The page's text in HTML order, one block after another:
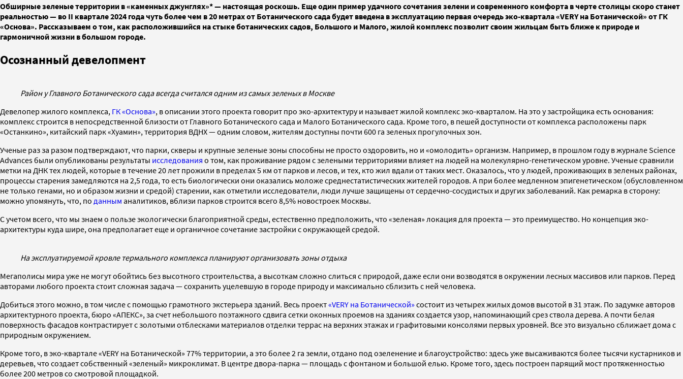
Обширные зеленые территории в «каменных джунглях»* — настоящая роскошь. Еще один пример удачного сочетания зелени и современного комфорта в черте столицы скоро станет
реальностью — во II квартале 2024 года чуть более чем в 20 метрах от Ботанического сада будет введена в эксплуатацию первая очередь эко-квартала «VERY на Ботанической» от ГК
«Основа». Рассказываем о том, как расположившийся на стыке ботанических садов, Большого и Малого, жилой комплекс позволит своим жильцам быть ближе к природе и
гармоничной жизни в большом городе.
Осознанный девелопмент
Район у Главного Ботанического сада всегда считался одним из самых зеленых в Москве
Девелопер жилого комплекса, ГК «Основа», в описании этого проекта говорит про эко-архитектуру и называет жилой комплекс эко-кварталом. На это у застройщика есть основания:
комплекс строится в непосредственной близости от Главного Ботанического сада и Малого Ботанического сада. Кроме того, в пешей доступности от комплекса расположены парк
«Останкино», китайский парк «Хуамин», территория ВДНХ — одним словом, жителям доступны почти 600 га зеленых прогулочных зон.
Ученые раз за разом подтверждают, что парки, скверы и крупные зеленые зоны способны не просто оздоровить, но и «омолодить» организм. Например, в прошлом году в журнале Science
Advances были опубликованы результаты исследования о том, как проживание рядом с зелеными территориями влияет на людей на молекулярно-генетическом уровне. Ученые сравнили
метки на ДНК тех людей, которые в течение 20 лет прожили в пределах 5 км от парков и лесов, и тех, кто жил вдали от таких мест. Оказалось, что у людей, проживающих в зеленых районах,
процессы старения замедляются на 2,5 года, то есть биологически они оказались моложе среднестатистических жителей городов. А при более медленном эпигенетическом (обусловленном
не только генами, но и образом жизни и средой) старении, как отметили исследователи, люди лучше защищены от сердечно-сосудистых и других заболеваний. Как ремарка в сторону:
можно упомянуть, что, по данным аналитиков, вблизи парков строится всего 8,5% новостроек Москвы.
С учетом всего, что мы знаем о пользе экологически благоприятной среды, естественно предположить, что «зеленая» локация для проекта — это преимущество. Но концепция эко-
архитектуры куда шире, она предполагает еще и органичное сочетание застройки с окружающей средой.
На эксплуатируемой кровле термального комплекса планируют организовать зоны отдыха
Мегаполисы мира уже не могут обойтись без высотного строительства, а высоткам сложно слиться с природой, даже если они возводятся в окружении лесных массивов или парков. Перед
авторами любого проекта стоит сложная задача — сохранить уцелевшую в городе природу и максимально сблизить с ней человека.
Добиться этого можно, в том числе с помощью грамотного экстерьера зданий. Весь проект«VERY на Ботанической» состоит из четырех жилых домов высотой в 31 этаж. По задумке авторов
архитектурного проекта, бюро «АПЕКС», за счет небольшого поэтажного сдвига сетки оконных проемов на зданиях создается узор, напоминающий срез ствола дерева. А почти белая
поверхность фасадов контрастирует с золотыми отблесками материалов отделки террас на верхних этажах и графитовыми консолями первых уровней. Все это визуально сближает дома с
природным окружением.
Кроме того, в эко-квартале «VERY на Ботанической» 77% территории, а это более 2 га земли, отдано под озеленение и благоустройство: здесь уже высаживаются более тысячи кустарников и
деревьев, что создает собственный «зеленый» микроклимат. В центре двора-парка — площадь с фонтаном и большой елью. Кроме того, здесь построен парящий мост протяженностью
более 200 метров со смотровой площадкой.